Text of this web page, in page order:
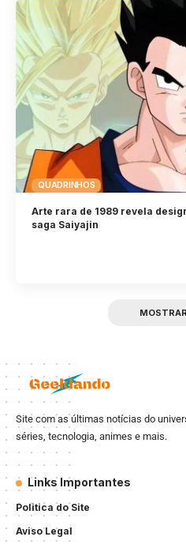
QUADRINHOS
Arte rara de 1989 revela
saga Saiyajin
Site com as últimas notícias do
séries, tecnologia, animes e mais.
Links Importantes
Politica do Site
Aviso Legal